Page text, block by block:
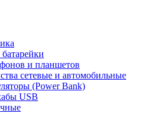
и планшетов
сетевые и автомобильные
(Power Bank)
USB